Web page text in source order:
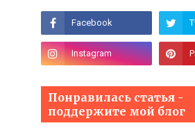
Понравилась статья -
поддержите мой блог